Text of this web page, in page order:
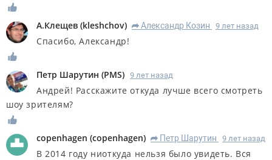
А.Клещев (kleshchov) R Александр Козин 9 лет назад
Спасибо, Александр!
Петр Шарутин (PMS) 9 лет назад
Андрей! Расскажите откуда лучше всего смотреть
шоу зрителям?
copenhagen (copenhagen) R Петр Шарутин 9 лет назад
В 2014 году ниоткуда нельзя было увидеть. Вся